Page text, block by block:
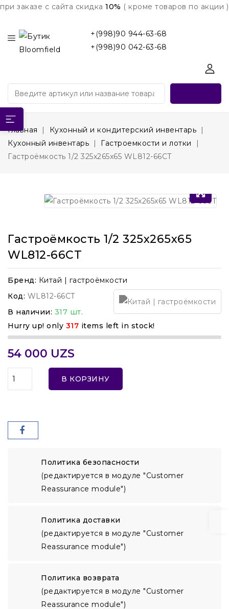
при заказе с сайта скидка 10% ( кроме товаров по акции )
+(998)90 944-63-68
+(998)90 042-63-68
Главная
Кухонный и кондитерский инвентарь
Кухонный инвентарь
Гастроемкости и лотки
Гастроёмкость 1/2 325x265x65 WL812-66CT
Гастроёмкость 1/2 325x265x65
WL812-66CT
Бренд: Китай | гастроёмкости
Код: WL812-66CT
В наличии: 317 шт.
Hurry up! only 317 items left in stock!
54 000 UZS
В КОРЗИНУ
Политика безопасности
(редактируется в модуле "Customer
Reassurance module")
Политика доставки
(редактируется в модуле "Customer
Reassurance module")
Политика возврата
(редактируется в модуле "Customer
Reassurance module")